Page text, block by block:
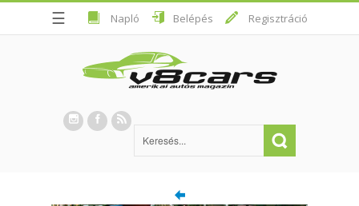
☰ Napló Belépés Regisztráció